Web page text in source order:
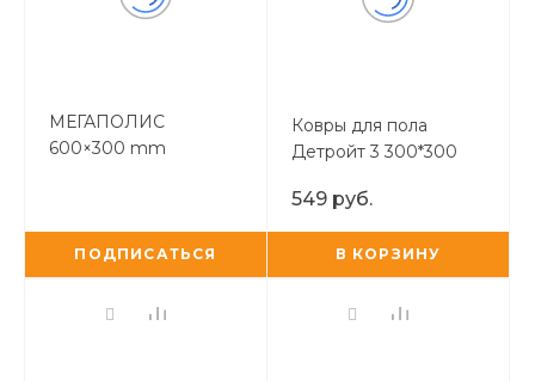
МЕГАПОЛИС
600×300 mm
ПОДПИСАТЬСЯ
Ковры для пола
Детройт 3 300*300
549 руб.
В КОРЗИНУ